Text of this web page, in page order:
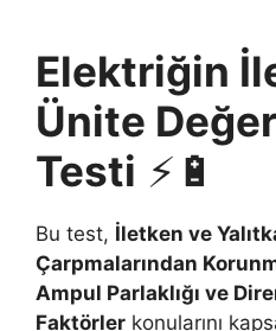
Elektriğin
Ünite
Testi ⚡🔋
Bu test, İletken ve
Çarpmalarından
Ampul Parlaklığı ve
Faktörler konularını